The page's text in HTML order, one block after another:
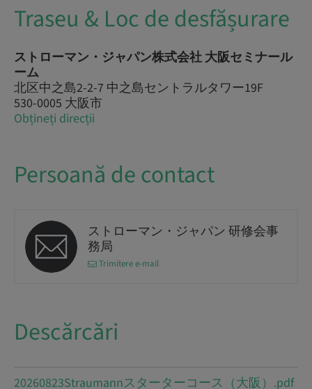
Traseu & Loc de desfășurare
ストローマン・ジャパン株式会社 大阪セミナール
ーム
北区中之島2-2-7 中之島セントラルタワー19F
530-0005 大阪市
Obțineți direcții
Persoană de contact
ストローマン・ジャパン 研修会事
務局
Trimitere e-mail
Descărcări
20260823Straumannスターターコース（大阪）.pdf